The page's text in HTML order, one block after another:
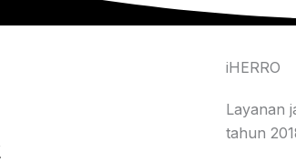
iHERRO
Layanan
tahun